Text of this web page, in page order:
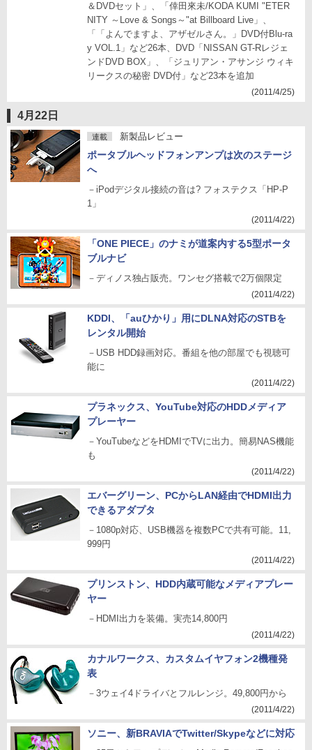
＆DVDセット」、「倖田來未/KODA KUMI "ETER
NITY ～Love & Songs～"at Billboard Live」、
「「よんでますよ、アザゼルさん。」DVD付Blu-ra
y VOL.1」など26本、DVD「NISSAN GT-Rレジェ
ンドDVD BOX」、「ジュリアン・アサンジ ウィキ
リークスの秘密 DVD付」など23本を追加
(2011/4/25)
4月22日
連載 新製品レビュー
ポータブルヘッドフォンアンプは次のステージ
へ
－iPodデジタル接続の音は? フォステクス「HP-P
1」
(2011/4/22)
「ONE PIECE」のナミが道案内する5型ポータ
ブルナビ
－ディノス独占販売。ワンセグ搭載で2万個限定
(2011/4/22)
KDDI、「auひかり」用にDLNA対応のSTBを
レンタル開始
－USB HDD録画対応。番組を他の部屋でも視聴可
能に
(2011/4/22)
プラネックス、YouTube対応のHDDメディア
プレーヤー
－YouTubeなどをHDMIでTVに出力。簡易NAS機能
も
(2011/4/22)
エバーグリーン、PCからLAN経由でHDMI出力
できるアダプタ
－1080p対応、USB機器を複数PCで共有可能。11,
999円
(2011/4/22)
プリンストン、HDD内蔵可能なメディアプレー
ヤー
－HDMI出力を装備。実売14,800円
(2011/4/22)
カナルワークス、カスタムイヤフォン2機種発
表
－3ウェイ4ドライバとフルレンジ。49,800円から
(2011/4/22)
ソニー、新BRAVIAでTwitter/Skypeなどに対応